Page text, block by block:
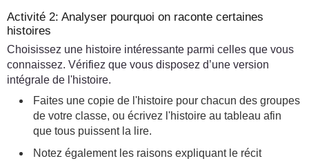
Activité 2: Analyser pourquoi on raconte certaines
histoires
Choisissez une histoire intéressante parmi celles que vous
connaissez. Vérifiez que vous disposez d’une version
intégrale de l'histoire.
Faites une copie de l'histoire pour chacun des groupes
de votre classe, ou écrivez l'histoire au tableau afin
que tous puissent la lire.
Notez également les raisons expliquant le récit